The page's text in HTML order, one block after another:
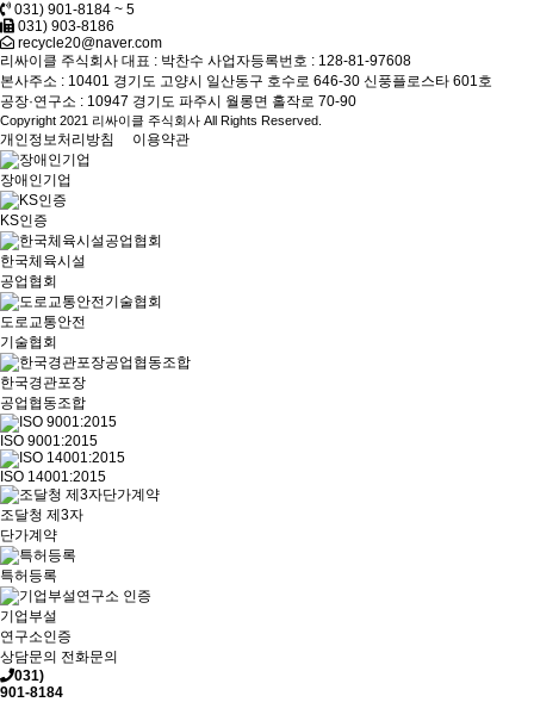
031) 901-8184 ~ 5
031) 903-8186
recycle20@naver.com
리싸이클 주식회사 대표 : 박찬수 사업자등록번호 : 128-81-97608
본사주소 : 10401 경기도 고양시 일산동구 호수로 646-30 신풍플로스타 601호
공장·연구소 : 10947 경기도 파주시 월롱면 홀작로 70-90
Copyright 2021 리싸이클 주식회사 All Rights Reserved.
개인정보처리방침 이용약관
장애인기업
KS인증
한국체육시설
공업협회
도로교통안전
기술협회
한국경관포장
공업협동조합
ISO 9001:2015
ISO 14001:2015
조달청 제3자
단가계약
특허등록
기업부설
연구소인증
상담문의 전화문의
031)
901-8184